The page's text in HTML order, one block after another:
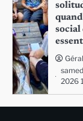
social
2026